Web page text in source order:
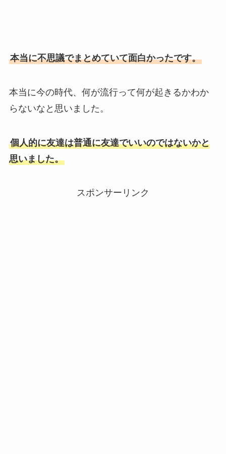
本当に不思議でまとめていて面白かったです。
本当に今の時代、何が流行って何が起きるかわか
らないなと思いました。
個人的に友達は普通に友達でいいのではないかと
思いました。
スポンサーリンク